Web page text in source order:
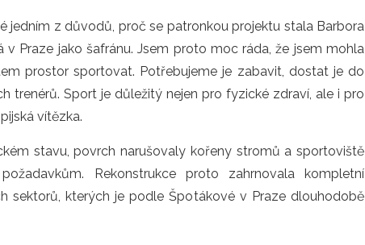
jedním z důvodů, proč se patronkou projektu stala Barbora
v Praze jako šafránu. Jsem proto moc ráda, že jsem mohla
prostor sportovat. Potřebujeme je zabavit, dostat je do
trenérů. Sport je důležitý nejen pro fyzické zdraví, ale i pro
vítězka.
stavu, povrch narušovaly kořeny stromů a sportoviště
Rekonstrukce proto zahrnovala kompletní
sektorů, kterých je podle Špotákové v Praze dlouhodobě